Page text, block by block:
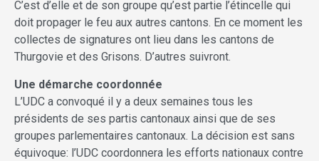
C’est d’elle et de son groupe qu’est partie l’étincelle qui
doit propager le feu aux autres cantons. En ce moment les
collectes de signatures ont lieu dans les cantons de
Thurgovie et des Grisons. D’autres suivront.
Une démarche coordonnée
L’UDC a convoqué il y a deux semaines tous les
présidents de ses partis cantonaux ainsi que de ses
groupes parlementaires cantonaux. La décision est sans
équivoque: l’UDC coordonnera les efforts nationaux contre